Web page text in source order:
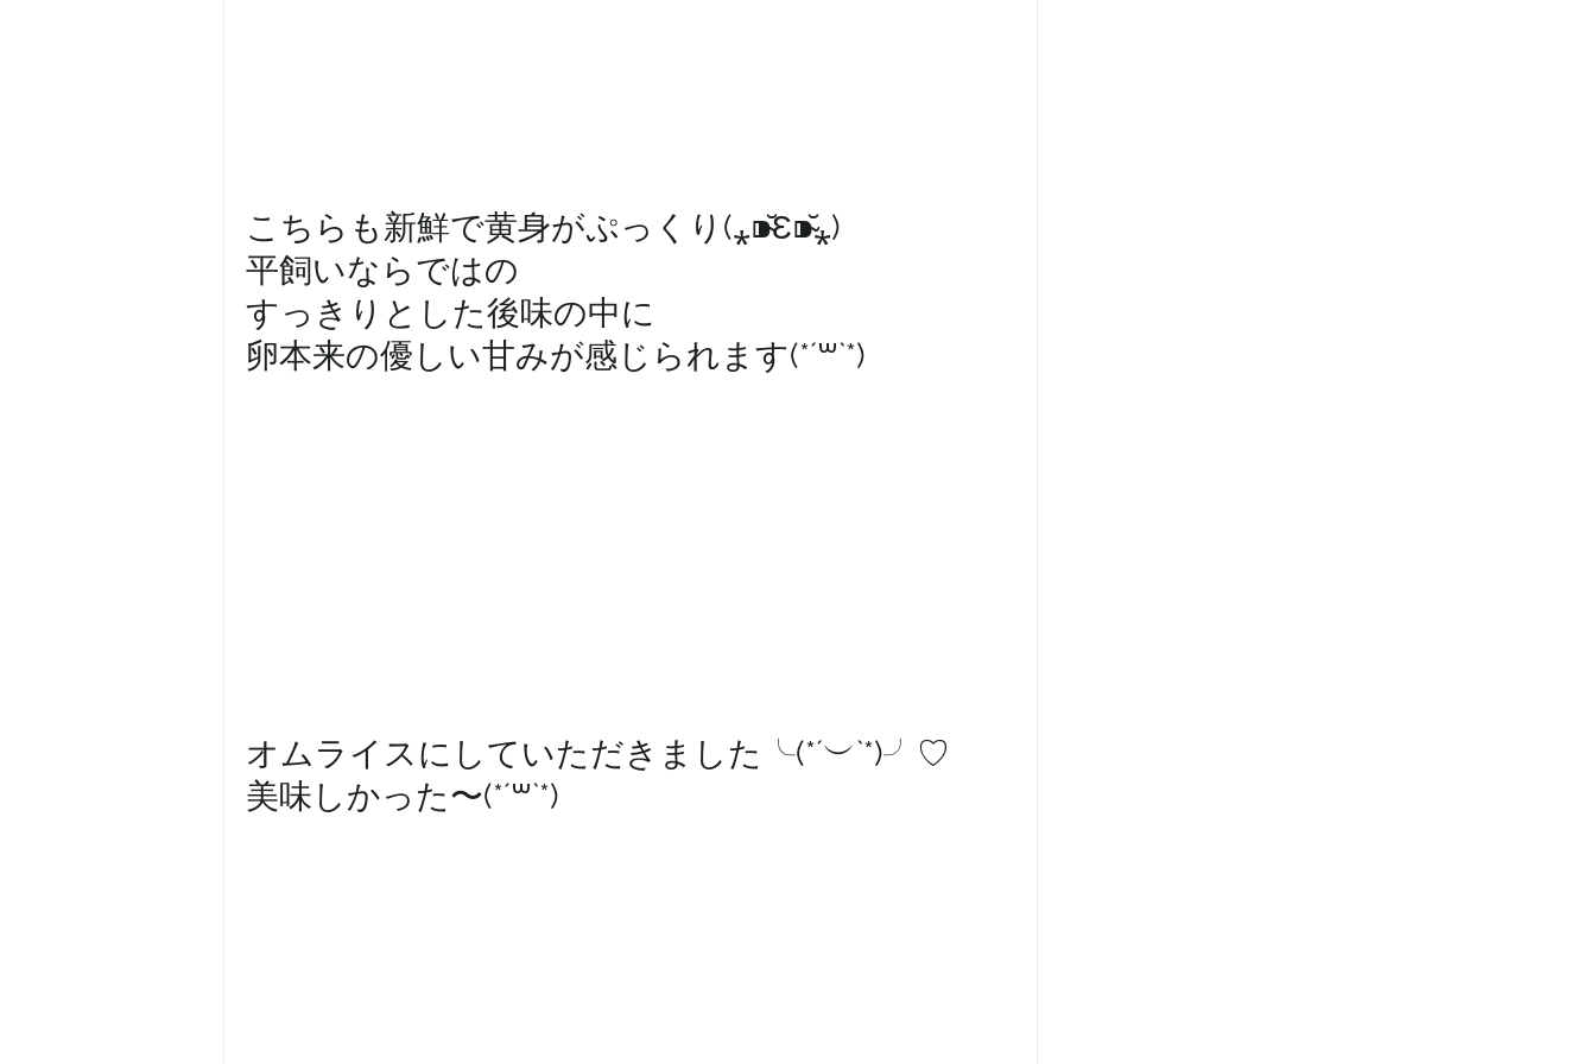
こちらも新鮮で黄身がぷっくり(⁎⁍̴̆Ɛ⁍̴̆⁎)
平飼いならではの
すっきりとした後味の中に
卵本来の優しい甘みが感じられます(*´꒳`*)
オムライスにしていただきました╰(*´︶`*)╯♡
美味しかった〜(*´꒳`*)